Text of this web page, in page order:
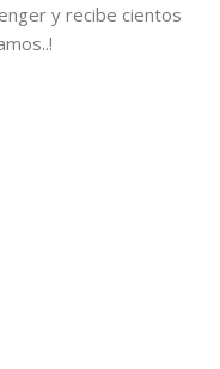
y recibe cientos